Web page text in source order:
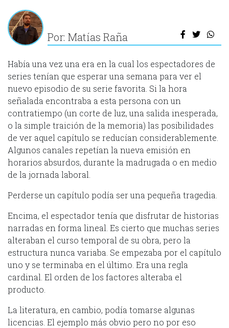
Por: Matías Raña
Había una vez una era en la cual los espectadores de
series tenían que esperar una semana para ver el
nuevo episodio de su serie favorita. Si la hora
señalada encontraba a esta persona con un
contratiempo (un corte de luz, una salida inesperada,
o la simple traición de la memoria) las posibilidades
de ver aquel capítulo se reducían considerablemente.
Algunos canales repetían la nueva emisión en
horarios absurdos, durante la madrugada o en medio
de la jornada laboral.
Perderse un capítulo podía ser una pequeña tragedia.
Encima, el espectador tenía que disfrutar de historias
narradas en forma lineal. Es cierto que muchas series
alteraban el curso temporal de su obra, pero la
estructura nunca variaba. Se empezaba por el capítulo
uno y se terminaba en el último. Era una regla
cardinal. El orden de los factores alteraba el
producto.
La literatura, en cambio, podía tomarse algunas
licencias. El ejemplo más obvio pero no por eso